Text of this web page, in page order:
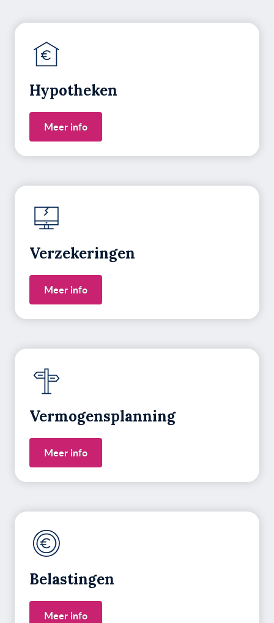
Hypotheken
Meer info
Verzekeringen
Meer info
Vermogens­planning
Meer info
Belastingen
Meer info